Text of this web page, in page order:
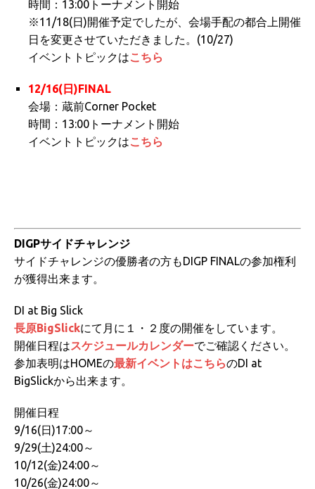
時間：13:00トーナメント開始
※11/18(日)開催予定でしたが、会場手配の都合上開催
日を変更させていただきました。(10/27)
イベントトピックはこちら
12/16(日)FINAL
会場：蔵前Corner Pocket
時間：13:00トーナメント開始
イベントトピックはこちら
DIGPサイドチャレンジ
サイドチャレンジの優勝者の方もDIGP FINALの参加権利
が獲得出来ます。
DI at Big Slick
長原BigSlickにて月に１・２度の開催をしています。
開催日程はスケジュールカレンダーでご確認ください。
参加表明はHOMEの最新イベントはこちらのDI at
BigSlickから出来ます。
開催日程
9/16(日)17:00～
9/29(土)24:00～
10/12(金)24:00～
10/26(金)24:00～